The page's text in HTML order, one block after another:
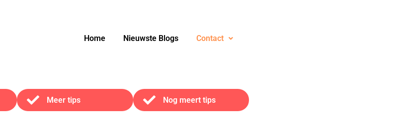
Home Nieuwste Blogs Contact
Meer tips Nog meert tips